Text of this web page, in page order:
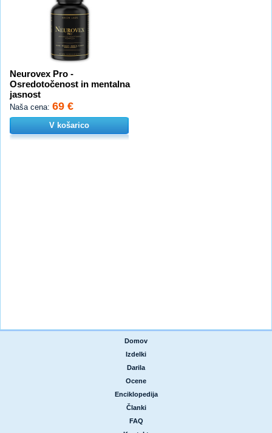
Neurovex Pro -
Osredotočenost in mentalna
jasnost
Naša cena: 69 €
V košarico
Domov
Izdelki
Darila
Ocene
Enciklopedija
Članki
FAQ